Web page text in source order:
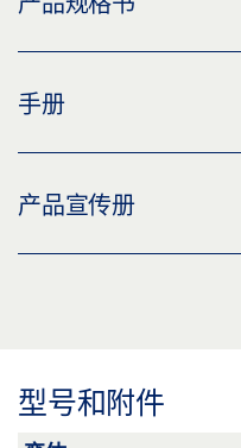
标签义务: © GEZE GmbH
手册
TÜRDRÜCKER LH-SERIE
产品宣传册
型号和附件